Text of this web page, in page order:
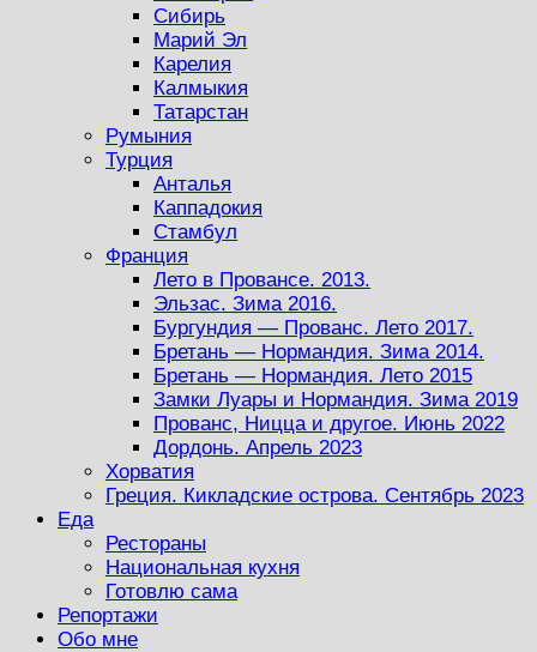
Сибирь
Марий Эл
Карелия
Калмыкия
Татарстан
Румыния
Турция
Анталья
Каппадокия
Стамбул
Франция
Лето в Провансе. 2013.
Эльзас. Зима 2016.
Бургундия — Прованс. Лето 2017.
Бретань — Нормандия. Зима 2014.
Бретань — Нормандия. Лето 2015
Замки Луары и Нормандия. Зима 2019
Прованс, Ницца и другое. Июнь 2022
Дордонь. Апрель 2023
Хорватия
Греция. Кикладские острова. Сентябрь 2023
Еда
Рестораны
Национальная кухня
Готовлю сама
Репортажи
Обо мне